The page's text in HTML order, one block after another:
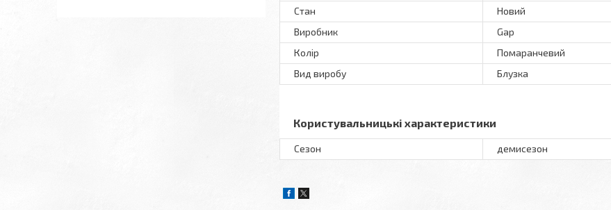
Стан
Новий
Виробник
Gap
Колір
Помаранчевий
Вид виробу
Блузка
Користувальницькі характеристики
Сезон демисезон